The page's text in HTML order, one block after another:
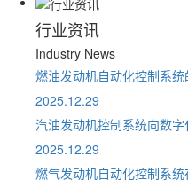
行业资讯
Industry News
燃油发动机自动化控制系
2025.12.29
汽油发动机控制系统向数
2025.12.29
燃气发动机自动化控制系